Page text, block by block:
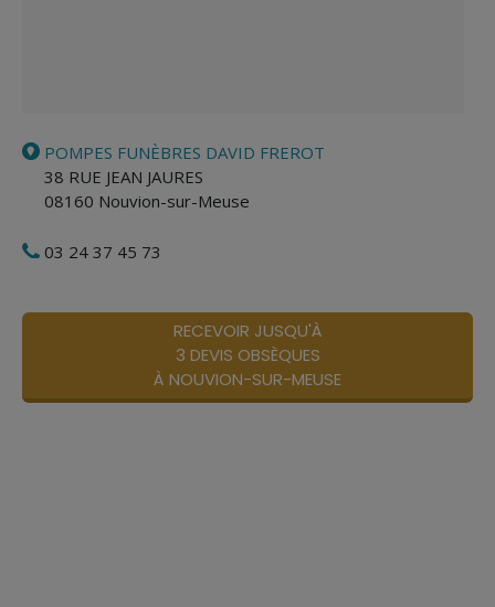
POMPES FUNÈBRES DAVID FREROT
38 RUE JEAN JAURES
08160 Nouvion-sur-Meuse
03 24 37 45 73
RECEVOIR JUSQU'À
3 DEVIS OBSÈQUES
À NOUVION-SUR-MEUSE